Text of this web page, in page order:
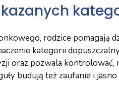
rodzice pomagają
kategorii
oraz pozwala kontrolować,
budują też zaufanie i